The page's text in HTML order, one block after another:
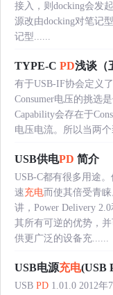
接入，则docking会发
源改由docking对笔记
记型......
TYPE-C PD浅谈（
有于USB-IF协会定义
Consumer电压的挑选
Capability会存在于
电压电流。所以当两
USB供电PD 简介
USB-C都有很多用途
速充电而使其倍受青
讲，Power Delivery
其所有可逆的优势，
供更广泛的设备充......
USB电源充电(USB
USB PD 1.01.0 2012年